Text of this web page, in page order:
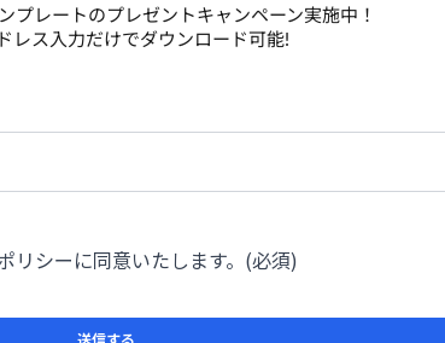
プレートのプレゼントキャンペーン実施中！
レス入力だけでダウンロード可能!